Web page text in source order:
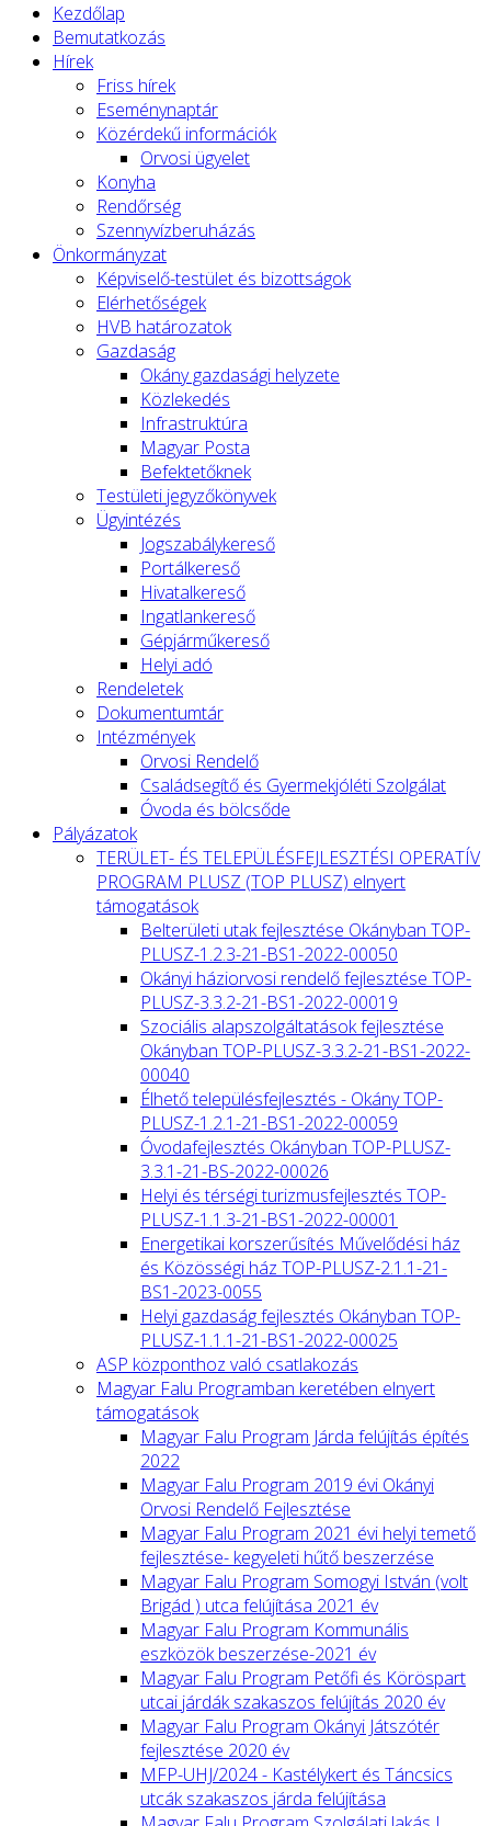
Kezdőlap
Bemutatkozás
Hírek
Friss hírek
Eseménynaptár
Közérdekű információk
Orvosi ügyelet
Konyha
Rendőrség
Szennyvízberuházás
Önkormányzat
Képviselő-testület és bizottságok
Elérhetőségek
HVB határozatok
Gazdaság
Okány gazdasági helyzete
Közlekedés
Infrastruktúra
Magyar Posta
Befektetőknek
Testületi jegyzőkönyvek
Ügyintézés
Jogszabálykereső
Portálkereső
Hivatalkereső
Ingatlankereső
Gépjárműkereső
Helyi adó
Rendeletek
Dokumentumtár
Intézmények
Orvosi Rendelő
Családsegítő és Gyermekjóléti Szolgálat
Óvoda és bölcsőde
Pályázatok
TERÜLET- ÉS TELEPÜLÉSFEJLESZTÉSI OPERATÍV
PROGRAM PLUSZ (TOP PLUSZ) elnyert
támogatások
Belterületi utak fejlesztése Okányban TOP-
PLUSZ-1.2.3-21-BS1-2022-00050
Okányi háziorvosi rendelő fejlesztése TOP-
PLUSZ-3.3.2-21-BS1-2022-00019
Szociális alapszolgáltatások fejlesztése
Okányban TOP-PLUSZ-3.3.2-21-BS1-2022-
00040
Élhető településfejlesztés - Okány TOP-
PLUSZ-1.2.1-21-BS1-2022-00059
Óvodafejlesztés Okányban TOP-PLUSZ-
3.3.1-21-BS-2022-00026
Helyi és térségi turizmusfejlesztés TOP-
PLUSZ-1.1.3-21-BS1-2022-00001
Energetikai korszerűsítés Művelődési ház
és Közösségi ház TOP-PLUSZ-2.1.1-21-
BS1-2023-0055
Helyi gazdaság fejlesztés Okányban TOP-
PLUSZ-1.1.1-21-BS1-2022-00025
ASP központhoz való csatlakozás
Magyar Falu Programban keretében elnyert
támogatások
Magyar Falu Program Járda felújítás építés
2022
Magyar Falu Program 2019 évi Okányi
Orvosi Rendelő Fejlesztése
Magyar Falu Program 2021 évi helyi temető
fejlesztése- kegyeleti hűtő beszerzése
Magyar Falu Program Somogyi István (volt
Brigád ) utca felújítása 2021 év
Magyar Falu Program Kommunális
eszközök beszerzése-2021 év
Magyar Falu Program Petőfi és Köröspart
utcai járdák szakaszos felújítás 2020 év
Magyar Falu Program Okányi Játszótér
fejlesztése 2020 év
MFP-UHJ/2024 - Kastélykert és Táncsics
utcák szakaszos járda felújítása